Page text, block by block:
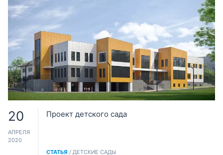
20
АПРЕЛЯ
2020
Проект детского сада
СТАТЬЯ / ДЕТСКИЕ САДЫ